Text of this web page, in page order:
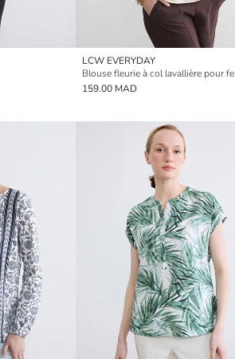
LCW EVERYDAY
Blouse fleurie à col lavallière pour
159.00 MAD